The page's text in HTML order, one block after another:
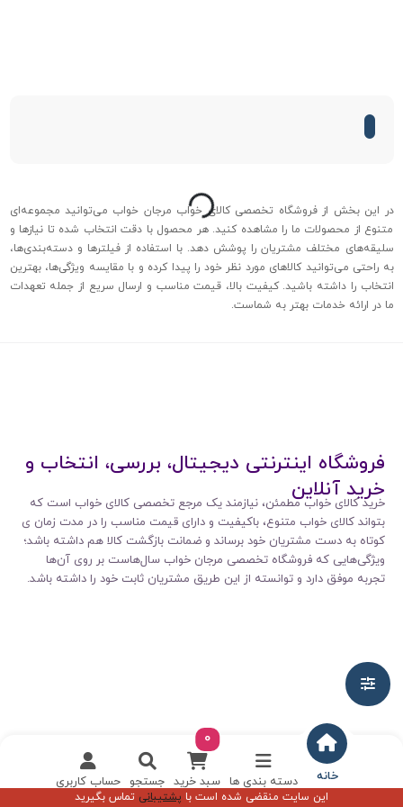
این سایت منقضی شده است با پشتیبانی تماس بگیرید
خانه دسته بندی ها
0
سبد خرید جستجو حساب کاربری
درحال بارگذاری...
در این بخش از فروشگاه تخصصی کالای خواب مرجان خواب می‌توانید مجموعه‌ای
متنوع از محصولات ما را مشاهده کنید. هر محصول با دقت انتخاب شده تا نیازها و
سلیقه‌های مختلف مشتریان را پوشش دهد. با استفاده از فیلترها و دسته‌بندی‌ها،
به راحتی می‌توانید کالاهای مورد نظر خود را پیدا کرده و با مقایسه ویژگی‌ها، بهترین
انتخاب را داشته باشید. کیفیت بالا، قیمت مناسب و ارسال سریع از جمله تعهدات
ما در ارائه خدمات بهتر به شماست.
فروشگاه اینترنتی دیجیتال، بررسی، انتخاب و
خرید آنلاین
خرید کالای خواب مطمئن، نیازمند یک مرجع تخصصی کالای خواب است که
بتواند کالای خواب متنوع، باکیفیت و دارای قیمت مناسب را در مدت زمان ی
کوتاه به دست مشتریان خود برساند و ضمانت بازگشت کالا هم داشته باشد؛
ویژگی‌هایی که فروشگاه تخصصی مرجان خواب سال‌هاست بر روی آن‌ها
تجربه موفق دارد و توانسته از این طریق مشتریان ثابت خود را داشته باشد.